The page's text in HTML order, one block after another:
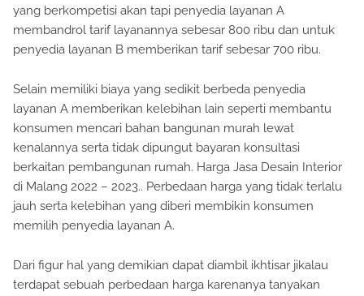
yang berkompetisi akan tapi penyedia layanan A
membandrol tarif layanannya sebesar 800 ribu dan untuk
penyedia layanan B memberikan tarif sebesar 700 ribu.
Selain memiliki biaya yang sedikit berbeda penyedia
layanan A memberikan kelebihan lain seperti membantu
konsumen mencari bahan bangunan murah lewat
kenalannya serta tidak dipungut bayaran konsultasi
berkaitan pembangunan rumah. Harga Jasa Desain Interior
di Malang 2022 – 2023.. Perbedaan harga yang tidak terlalu
jauh serta kelebihan yang diberi membikin konsumen
memilih penyedia layanan A.
Dari figur hal yang demikian dapat diambil ikhtisar jikalau
terdapat sebuah perbedaan harga karenanya tanyakan